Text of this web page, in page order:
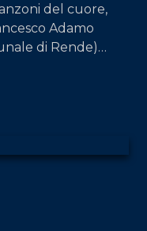
del cuore,
Adamo
di Rende)